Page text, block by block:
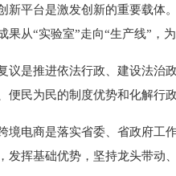
新平台是激发创新的重要载体
果从“实验室”走向“生产线”，
议是推进依法行政、建设法治
便民为民的制度优势和化解行
境电商是落实省委、省政府工
发挥基础优势，坚持龙头带动